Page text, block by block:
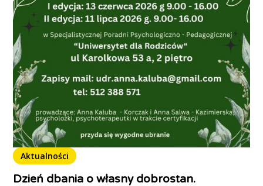
Aktualności
Dzień dbania o własny dobrostan.